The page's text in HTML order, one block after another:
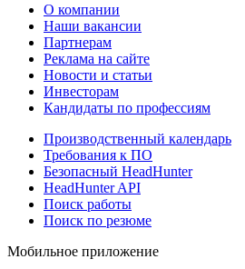
О компании
Наши вакансии
Партнерам
Реклама на сайте
Новости и статьи
Инвесторам
Кандидаты по профессиям
Производственный календарь
Требования к ПО
Безопасный HeadHunter
HeadHunter API
Поиск работы
Поиск по резюме
Мобильное приложение